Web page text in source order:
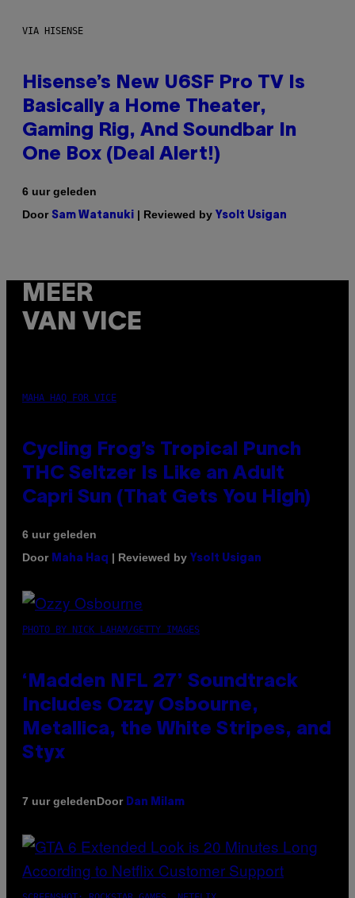
VIA HISENSE
Hisense’s New U6SF Pro TV Is
Basically a Home Theater,
Gaming Rig, And Soundbar In
One Box (Deal Alert!)
6 uur geleden
Door Sam Watanuki | Reviewed by Ysolt Usigan
MEER
VAN VICE
MAHA HAQ FOR VICE
Cycling Frog’s Tropical Punch
THC Seltzer Is Like an Adult
Capri Sun (That Gets You High)
6 uur geleden
Door Maha Haq | Reviewed by Ysolt Usigan
PHOTO BY NICK LAHAM/GETTY IMAGES
‘Madden NFL 27’ Soundtrack
Includes Ozzy Osbourne,
Metallica, the White Stripes, and
Styx
7 uur geledenDoor Dan Milam